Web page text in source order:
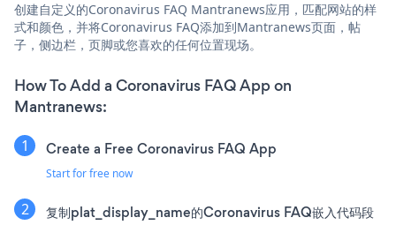
创建自定义的Coronavirus FAQ Mantranews应用，匹配网站的样
式和颜色，并将Coronavirus FAQ添加到Mantranews页面，帖
子，侧边栏，页脚或您喜欢的任何位置现场。
How To Add a Coronavirus FAQ App on
Mantranews:
Create a Free Coronavirus FAQ App
Start for free now
复制plat_display_name的Coronavirus FAQ嵌入代码段